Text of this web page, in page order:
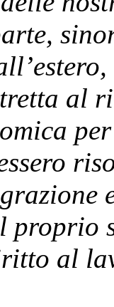
al
proprio
al